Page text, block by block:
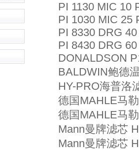
PI 1130 MIC 10
PI 1030 MIC 25
PI 8330 DRG
PI 8430 DRG
DONALDSON
BALDWIN鲍德
HY-PRO海普洛
德国MAHLE马
德国MAHLE马
Mann曼牌滤芯
Mann曼牌滤芯